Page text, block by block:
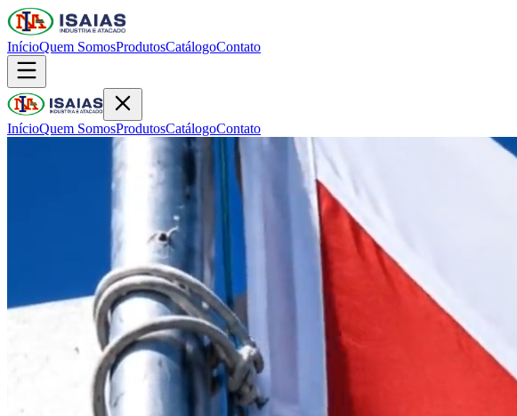
InícioQuem SomosProdutosCatálogoContato
InícioQuem SomosProdutosCatálogoContato